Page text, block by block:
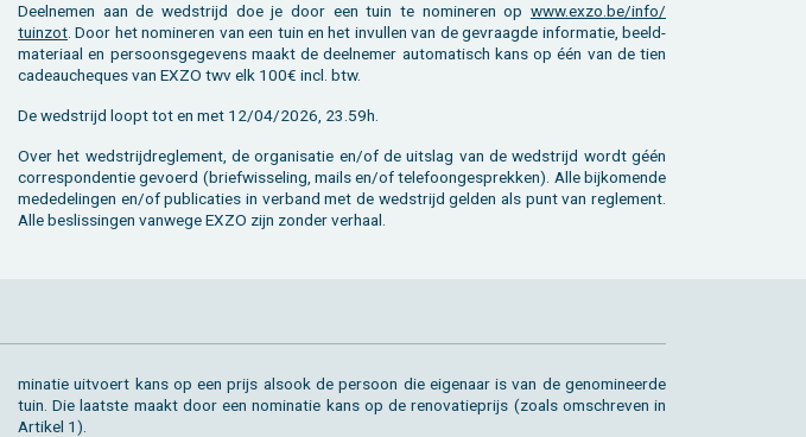
Deel­ne­men aan de wed­strijd doe je door een tuin te no­mi­ne­ren op www.​exzo.​be/​info/​
tuinzot. Door het no­mi­ne­ren van een tuin en het in­vul­len van de ge­vraag­de in­for­ma­tie, beeld­
ma­te­ri­aal en per­soons­ge­ge­vens maakt de deel­ne­mer au­to­ma­tisch kans op één van de tien
ca­deau­che­ques van EXZO twv elk 100€ incl. btw.
De wed­strijd loopt tot en met 12/04/2026, 23.59h.
Over het wed­strijd­re­gle­ment, de or­ga­ni­sa­tie en/of de uit­slag van de wed­strijd wordt géén
cor­res­pon­den­tie ge­voerd (brief­wis­se­ling, mails en/of te­le­foon­ge­sprek­ken). Alle bij­ko­men­de
me­de­de­lin­gen en/of pu­bli­ca­ties in ver­band met de wed­strijd gel­den als punt van re­gle­ment.
Alle be­slis­sin­gen van­we­ge EXZO zijn zon­der ver­haal.
mi­na­tie uit­voert kans op een prijs als­ook de per­soon die ei­ge­naar is van de ge­no­mi­neer­de
tuin. Die laat­ste maakt door een no­mi­na­tie kans op de re­no­va­tie­prijs (zoals om­schre­ven in
Ar­ti­kel 1).